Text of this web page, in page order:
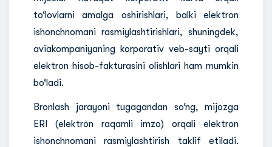
to‘lovlarni amalga oshirishlari, balki elektron
ishonchnomani rasmiylashtirishlari, shuningdek,
aviakompaniyaning korporativ veb-sayti orqali
elektron hisob-fakturasini olishlari ham mumkin
bo‘ladi.
Bronlash jarayoni tugagandan so‘ng, mijozga
ERI (elektron raqamli imzo) orqali elektron
ishonchnomani rasmiylashtirish taklif etiladi.